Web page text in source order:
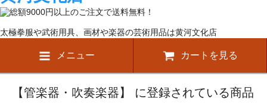
太極拳服や武術用具、画材や楽器の芸術用品は黄河文化店
メニュー カートを見る
【管楽器・吹奏楽器】 に登録されている商品